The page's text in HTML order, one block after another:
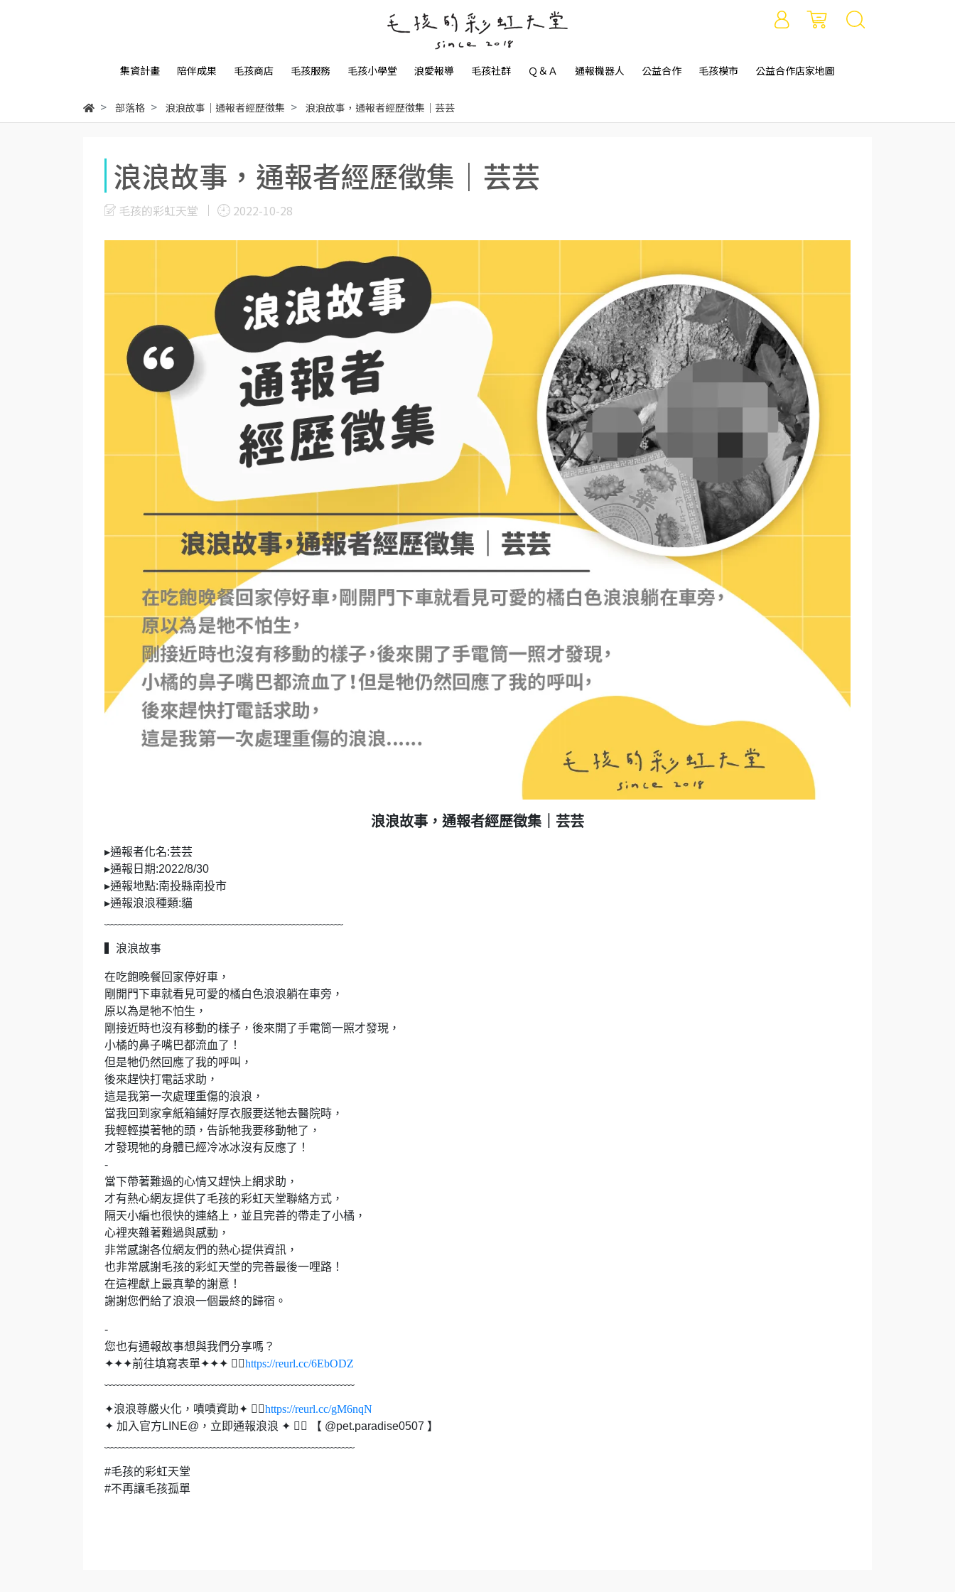
集資計畫 陪伴成果 毛孩商店 毛孩服務 毛孩小學堂 浪愛報導 毛孩社群 Ｑ＆Ａ 通報機器人 公益合作 毛孩模市 公益合作店家地圖
部落格 浪浪故事｜通報者經歷徵集 浪浪故事，通報者經歷徵集｜芸芸
浪浪故事，通報者經歷徵集｜芸芸
毛孩的彩虹天堂 2022-10-28
浪浪故事，通報者經歷徵集｜芸芸
▸通報者化名:芸芸
▸通報日期:2022/8/30
▸通報地點:南投縣南投市
▸通報浪浪種類:貓
▍浪浪故事
在吃飽晚餐回家停好車，
剛開門下車就看見可愛的橘白色浪浪躺在車旁，
原以為是牠不怕生，
剛接近時也沒有移動的樣子，後來開了手電筒一照才發現，
小橘的鼻子嘴巴都流血了！
但是牠仍然回應了我的呼叫，
後來趕快打電話求助，
這是我第一次處理重傷的浪浪，
當我回到家拿紙箱鋪好厚衣服要送牠去醫院時，
我輕輕摸著牠的頭，告訴牠我要移動牠了，
才發現牠的身體已經冷冰冰沒有反應了！
-
當下帶著難過的心情又趕快上網求助，
才有熱心網友提供了毛孩的彩虹天堂聯絡方式，
隔天小編也很快的連絡上，並且完善的帶走了小橘，
心裡夾雜著難過與感動，
非常感謝各位網友們的熱心提供資訊，
也非常感謝毛孩的彩虹天堂的完善最後一哩路！
在這裡獻上最真摯的謝意！
謝謝您們給了浪浪一個最終的歸宿。
-
您也有通報故事想與我們分享嗎？
✦✦✦前往填寫表單✦✦✦ 👉🏻https://reurl.cc/6EbODZ
✦浪浪尊嚴火化，嘖嘖資助✦ 👉🏻https://reurl.cc/gM6nqN
✦ 加入官方LINE@，立即通報浪浪 ✦ 👉🏻 【 @pet.paradise0507 】
#毛孩的彩虹天堂
#不再讓毛孩孤單